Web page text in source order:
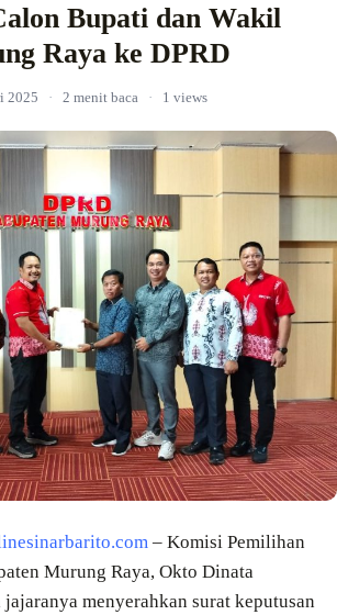
Bupati dan Wakil
Raya ke DPRD
2025 · 2 menit baca · 1 views
– Komisi Pemilihan
Murung Raya, Okto Dinata
menyerahkan surat keputusan